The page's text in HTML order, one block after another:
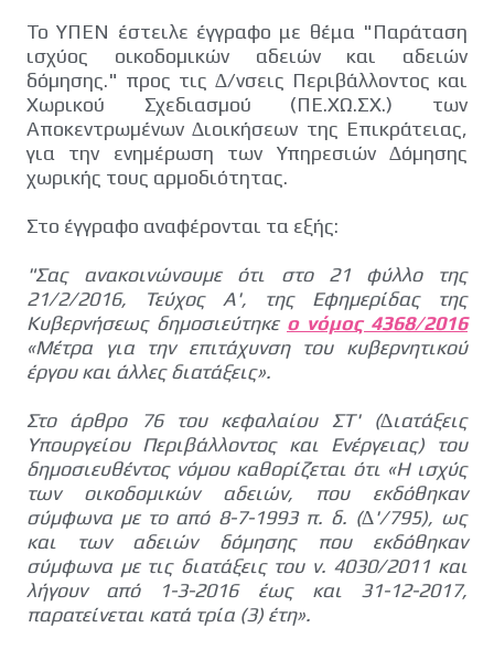
Το ΥΠΕΝ έστειλε έγγραφο με θέμα "Παράταση
ισχύος οικοδοµικών αδειών και αδειών
δόµησης." προς τις ∆/νσεις Περιβάλλοντος και
Χωρικού Σχεδιασµού (ΠΕ.ΧΩ.ΣΧ.) των
Αποκεντρωµένων ∆ιοικήσεων της Επικράτειας,
για την ενηµέρωση των Υπηρεσιών ∆όµησης
χωρικής τους αρµοδιότητας.
Στο έγγραφο αναφέρονται τα εξής:
"Σας ανακοινώνουµε ότι στο 21 φύλλο της
21/2/2016, Τεύχος Α', της Εφηµερίδας της
Κυβερνήσεως δηµοσιεύτηκε ο νόµος 4368/2016
«Μέτρα για την επιτάχυνση του κυβερνητικού
έργου και άλλες διατάξεις».
Στο άρθρο 76 του κεφαλαίου ΣΤ' (∆ιατάξεις
Υπουργείου Περιβάλλοντος και Ενέργειας) του
δηµοσιευθέντος νόµου καθορίζεται ότι «Η ισχύς
των οικοδοµικών αδειών, που εκδόθηκαν
σύµφωνα µε το από 8-7-1993 π. δ. (∆'/795), ως
και των αδειών δόµησης που εκδόθηκαν
σύµφωνα µε τις διατάξεις του ν. 4030/2011 και
λήγουν από 1-3-2016 έως και 31-12-2017,
παρατείνεται κατά τρία (3) έτη».